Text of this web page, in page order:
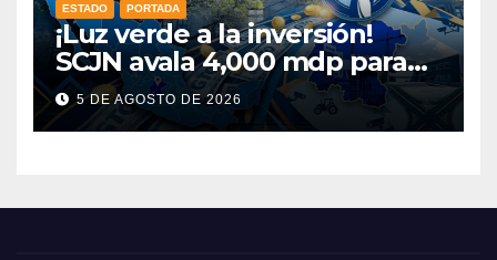
ESTADO PORTADA
¡Luz verde a la inversión!
SCJN avala 4,000 mdp para
Guanajuato: ¿en qué se usará
este dinero?
5 DE AGOSTO DE 2026